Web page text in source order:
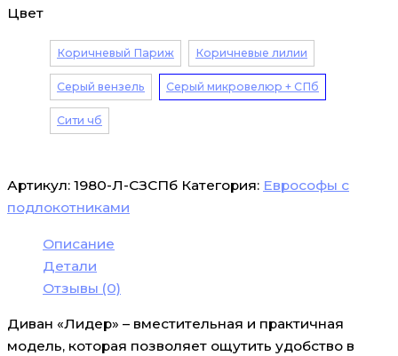
Цвет
Коричневый Париж Коричневые лилии
Серый вензель Серый микровелюр + СПб
Сити чб
Артикул: 1980-Л-СЗСПб Категория: Еврософы с
подлокотниками
Описание
Детали
Отзывы (0)
Диван «Лидер» – вместительная и практичная
модель, которая позволяет ощутить удобство в